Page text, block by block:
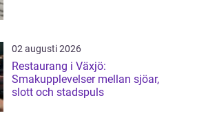
02 augusti 2026
Restaurang i Växjö:
Smakupplevelser mellan sjöar,
slott och stadspuls